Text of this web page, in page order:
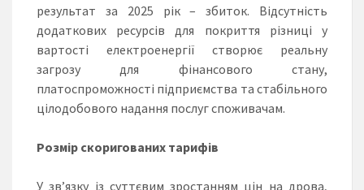
результат за 2025 рік – збиток. Відсутність
додаткових ресурсів для покриття різниці у
вартості електроенергії створює реальну
загрозу для фінансового стану,
платоспроможності підприємства та стабільного
цілодобового надання послуг споживачам.
Розмір скоригованих тарифів
У зв’язку із суттєвим зростанням цін на дрова,